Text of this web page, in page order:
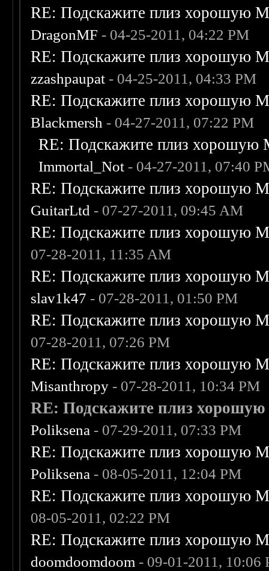
RE: Подскажите плиз хорошую
DragonMF - 04-25-2011, 04:22 PM
RE: Подскажите плиз хорошую
zzashpaupat - 04-25-2011, 04:33 PM
RE: Подскажите плиз хорошую
Blackmersh - 04-27-2011, 07:22 PM
RE: Подскажите плиз хорошую
Immortal_Not - 04-27-2011, 07:40
RE: Подскажите плиз хорошую
GuitarLtd - 07-27-2011, 09:45 AM
RE: Подскажите плиз хорошую
07-28-2011, 11:35 AM
RE: Подскажите плиз хорошую
slav1k47 - 07-28-2011, 01:50 PM
RE: Подскажите плиз хорошую
07-28-2011, 07:26 PM
RE: Подскажите плиз хорошую
Misanthropy - 07-28-2011, 10:34 PM
RE: Подскажите плиз
Poliksena - 07-29-2011, 07:33 PM
RE: Подскажите плиз хорошую
Poliksena - 08-05-2011, 12:04 PM
RE: Подскажите плиз хорошую
08-05-2011, 02:22 PM
RE: Подскажите плиз хорошую
doomdoomdoom - 09-01-2011, 10:06